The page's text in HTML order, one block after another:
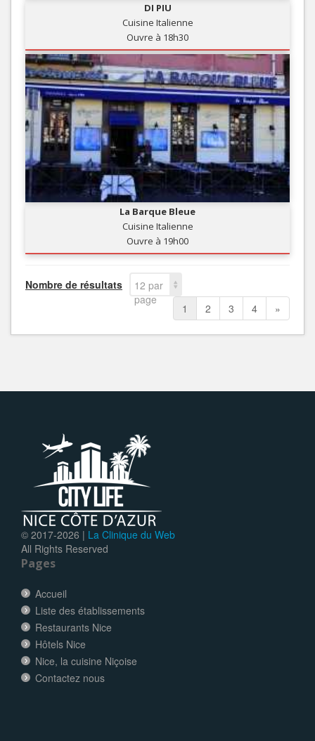
DI PIU
Cuisine Italienne
Ouvre à 18h30
La Barque Bleue
Cuisine Italienne
Ouvre à 19h00
Nombre de résultats
12 par
page
1 2 3 4 »
© 2017-2026 | La Clinique du Web
All Rights Reserved
Pages
Accueil
Liste des établissements
Restaurants Nice
Hôtels Nice
Nice, la cuisine Niçoise
Contactez nous